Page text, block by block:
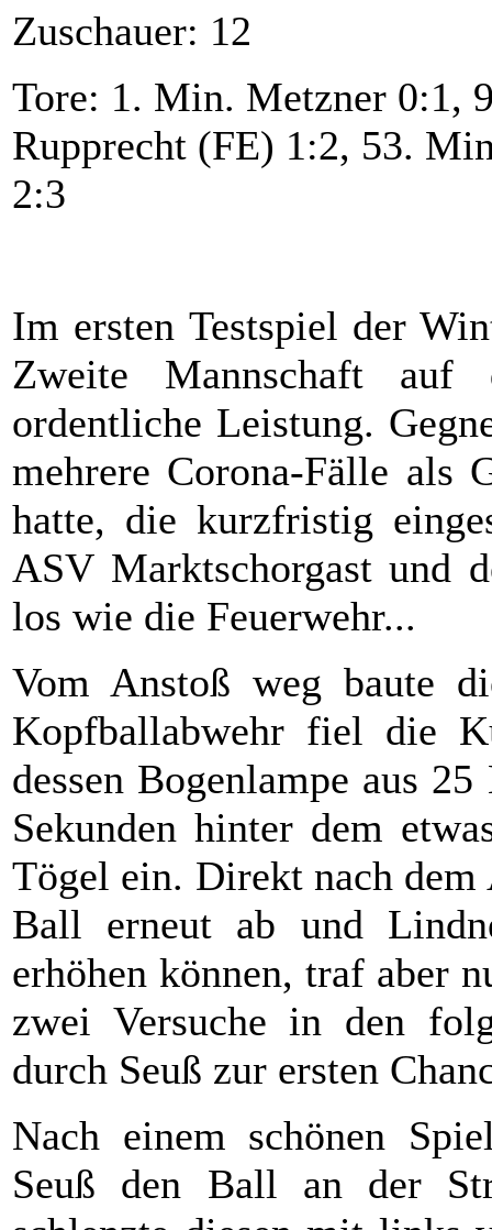
Zuschauer: 12
Tore: 1. Min. Metzner 0:1,
Rupprecht (FE) 1:2, 53.
2:3
Im ersten Testspiel der
Zweite Mannschaft auf
ordentliche Leistung.
mehrere Corona-Fälle als
hatte, die kurzfristig
ASV Marktschorgast und
los wie die Feuerwehr...
Vom Anstoß weg baute
Kopfballabwehr fiel die
dessen Bogenlampe aus
Sekunden hinter dem
Tögel ein. Direkt nach dem
Ball erneut ab und
erhöhen können, traf aber
zwei Versuche in den
durch Seuß zur ersten
Nach einem schönen
Seuß den Ball an der